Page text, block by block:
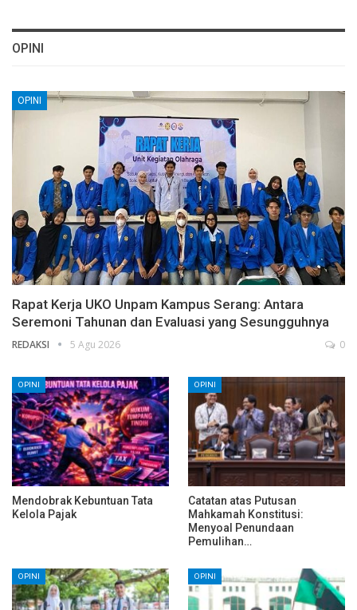
OPINI
OPINI
Rapat Kerja UKO Unpam Kampus Serang: Antara
Seremoni Tahunan dan Evaluasi yang Sesungguhnya
REDAKSI 5 Agu 2026 0
OPINI
Mendobrak Kebuntuan Tata
Kelola Pajak
OPINI
Catatan atas Putusan
Mahkamah Konstitusi:
Menyoal Penundaan
Pemulihan…
OPINI OPINI